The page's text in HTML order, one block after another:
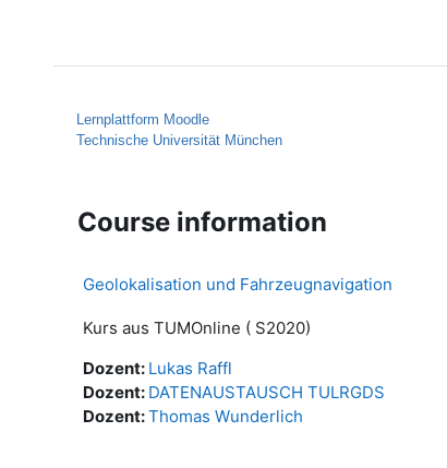
Lernplattform Moodle
Technische Universität München
Course information
Geolokalisation und Fahrzeugnavigation
Kurs aus TUMOnline ( S2020)
Dozent: Lukas Raffl
Dozent: DATENAUSTAUSCH TULRGDS
Dozent:Thomas Wunderlich